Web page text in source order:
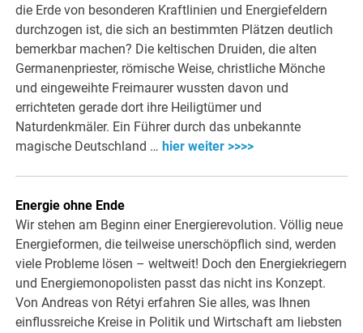
die Erde von besonderen Kraftlinien und Energiefeldern
durchzogen ist, die sich an bestimmten Plätzen deutlich
bemerkbar machen? Die keltischen Druiden, die alten
Germanenpriester, römische Weise, christliche Mönche
und eingeweihte Freimaurer wussten davon und
errichteten gerade dort ihre Heiligtümer und
Naturdenkmäler. Ein Führer durch das unbekannte
magische Deutschland … hier weiter >>>>
Energie ohne Ende
Wir stehen am Beginn einer Energierevolution. Völlig neue
Energieformen, die teilweise unerschöpflich sind, werden
viele Probleme lösen – weltweit! Doch den Energiekriegern
und Energiemonopolisten passt das nicht ins Konzept.
Von Andreas von Rétyi erfahren Sie alles, was Ihnen
einflussreiche Kreise in Politik und Wirtschaft am liebsten